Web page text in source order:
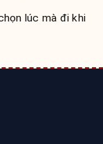
lúc mà đi khi